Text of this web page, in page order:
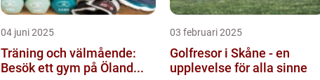
04 juni 2025
Träning och välmående:
Besök ett gym på Öland...
03 februari 2025
Golfresor i Skåne - en
upplevelse för alla sinne